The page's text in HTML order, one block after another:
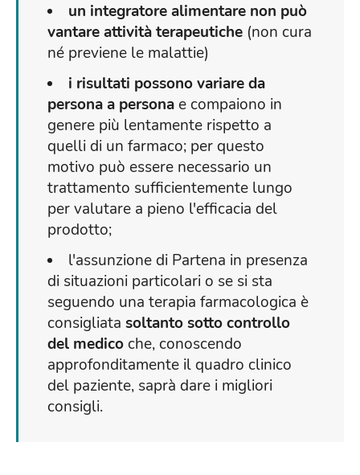
un integratore alimentare non può
vantare attività terapeutiche (non cura
né previene le malattie)
i risultati possono variare da
persona a persona e compaiono in
genere più lentamente rispetto a
quelli di un farmaco; per questo
motivo può essere necessario un
trattamento sufficientemente lungo
per valutare a pieno l'efficacia del
prodotto;
l'assunzione di Partena in presenza
di situazioni particolari o se si sta
seguendo una terapia farmacologica è
consigliata soltanto sotto controllo
del medico che, conoscendo
approfonditamente il quadro clinico
del paziente, saprà dare i migliori
consigli.